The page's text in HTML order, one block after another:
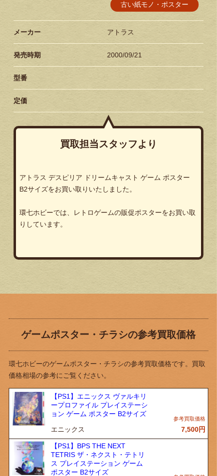
古い紙モノ・ポスター
メーカー アトラス
発売時期 2000/09/21
型番
定価
買取担当スタッフより
アトラス デスピリア ドリームキャスト ゲーム ポスター
B2サイズをお買い取りいたしました。
環七ホビーでは、レトロゲームの販促ポスターをお買い取
りしています。
ゲームポスター・チラシの参考買取価格
環七ホビーのゲームポスター・チラシの参考買取価格です。買取
価格相場の参考にご覧ください。
【PS1】エニックス ヴァルキリ
ープロファイル プレイステーシ
ョン ゲーム ポスター B2サイズ
エニックス 7,500円
【PS1】BPS THE NEXT
TETRIS ザ・ネクスト・テトリ
ス プレイステーション ゲーム
ポスター B2サイズ